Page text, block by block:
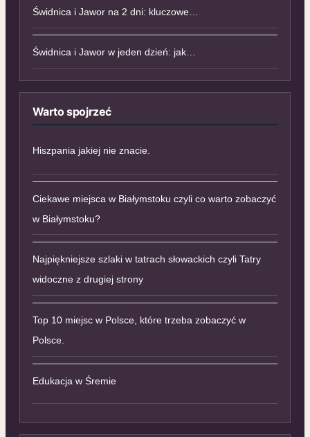
Świdnica i Jawor na 2 dni: kluczowe…
Świdnica i Jawor w jeden dzień: jak…
Warto spojrzeć
Hiszpania jakiej nie znacie.
Ciekawe miejsca w Białymstoku czyli co warto zobaczyć
w Białymstoku?
Najpiękniejsze szlaki w tatrach słowackich czyli Tatry
widoczne z drugiej strony
Top 10 miejsc w Polsce, które trzeba zobaczyć w
Polsce.
Edukacja w Śremie